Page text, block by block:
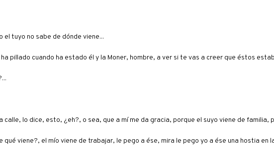
el tuyo no sabe de dónde viene...
ha pillado cuando ha estado él y la Moner, hombre, a ver si te vas a creer que éstos
calle, lo dice, esto, ¿eh?, o sea, que a mí me da gracia, porque el suyo viene de familia,
qué viene?, el mío viene de trabajar, le pego a ése, mira le pego yo a ése una hostia